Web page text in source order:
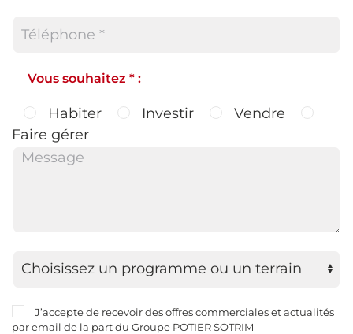
Vous souhaitez * :
Habiter Investir
Vendre
Faire gérer
J’accepte de recevoir des offres commerciales et actualités
par email de la part du Groupe POTIER SOTRIM